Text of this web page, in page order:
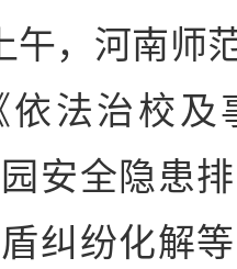
午，河南师
法治校及
安全隐患
纠纷化解